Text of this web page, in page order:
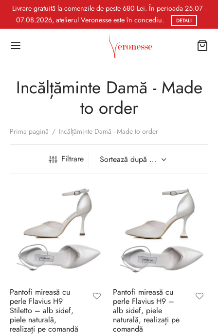
Livrare gratuită la comenzile de peste 680 Lei. În perioada 25.07 -
07.08.2026, atelierul Veronesse este în concediu.
DETALII
Incălțăminte Damă - Made
to order
Prima pagină / Incălțăminte Damă - Made to order
Filtrare
Pantofi mireasă cu
perle Flavius H9
Stiletto – alb sidef,
piele naturală,
realizați pe comandă
Pantofi mireasă cu
perle Flavius H9 –
alb sidef, piele
naturală, realizați pe
comandă